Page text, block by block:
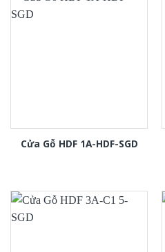
Cửa Gỗ HDF 1A-HDF-SGD